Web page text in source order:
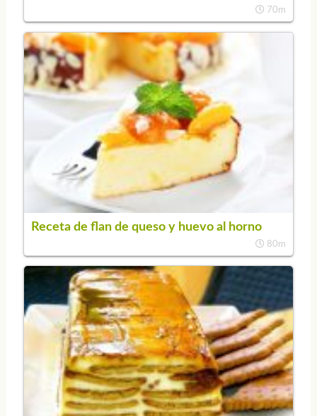
70m
Receta de flan de queso y huevo al horno
80m